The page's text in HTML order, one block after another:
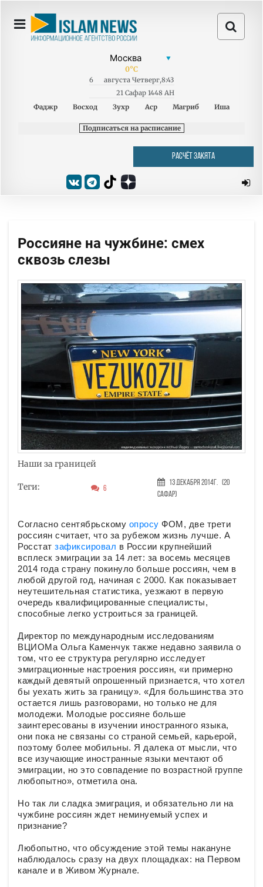
0°C
6 августа Четверг,8:43
21 Сафар 1448 AH
Фаджр
Восход Зухр Аср Магриб Иша
Подписаться на расписание
РАСЧЁТ ЗАКЯТА
Россияне на чужбине: смех
сквозь слезы
Наши за границей
Теги: 6
13 Декабря 2014г. (20
Сафар)
Согласно сентябрьскому опросу ФОМ, две трети
россиян считает, что за рубежом жизнь лучше. А
Росстат зафиксировал в России крупнейший
всплеск эмиграции за 14 лет: за восемь месяцев
2014 года страну покинуло больше россиян, чем в
любой другой год, начиная с 2000. Как показывает
неутешительная статистика, уезжают в первую
очередь квалифицированные специалисты,
способные легко устроиться за границей.
Директор по международным исследованиям
ВЦИОМа Ольга Каменчук также недавно заявила о
том, что ее структура регулярно исследует
эмиграционные настроения россиян, «и примерно
каждый девятый опрошенный признается, что хотел
бы уехать жить за границу». «Для большинства это
остается лишь разговорами, но только не для
молодежи. Молодые россияне больше
заинтересованы в изучении иностранного языка,
они пока не связаны со страной семьей, карьерой,
поэтому более мобильны. Я далека от мысли, что
все изучающие иностранные языки мечтают об
эмиграции, но это совпадение по возрастной группе
любопытно», отметила она.
Но так ли сладка эмиграция, и обязательно ли на
чужбине россиян ждет неминуемый успех и
признание?
Любопытно, что обсуждение этой темы накануне
наблюдалось сразу на двух площадках: на Первом
канале и в Живом Журнале.